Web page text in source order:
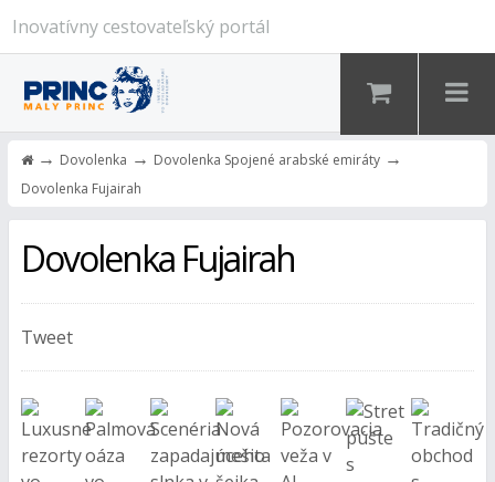
Inovatívny cestovateľský portál
→ Dovolenka → Dovolenka Spojené arabské emiráty→
Dovolenka Fujairah
Dovolenka Fujairah
Tweet